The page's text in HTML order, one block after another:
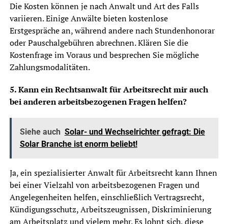
Die Kosten können je nach Anwalt und Art des Falls
variieren. Einige Anwälte bieten kostenlose
Erstgespräche an, während andere nach Stundenhonorar
oder Pauschalgebühren abrechnen. Klären Sie die
Kostenfrage im Voraus und besprechen Sie mögliche
Zahlungsmodalitäten.
5. Kann ein Rechtsanwalt für Arbeitsrecht mir auch
bei anderen arbeitsbezogenen Fragen helfen?
Siehe auch Solar- und Wechselrichter gefragt: Die
Solar Branche ist enorm beliebt!
Ja, ein spezialisierter Anwalt für Arbeitsrecht kann Ihnen
bei einer Vielzahl von arbeitsbezogenen Fragen und
Angelegenheiten helfen, einschließlich Vertragsrecht,
Kündigungsschutz, Arbeitszeugnissen, Diskriminierung
am Arbeitsplatz und vielem mehr. Es lohnt sich, diese